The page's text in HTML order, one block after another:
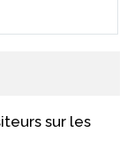
sur les